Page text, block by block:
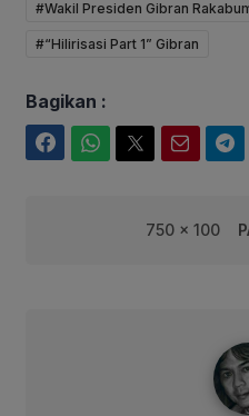
#Wakil Presiden Gibran
#“Hilirisasi Part 1” Gibran
Bagikan :
750 x 100